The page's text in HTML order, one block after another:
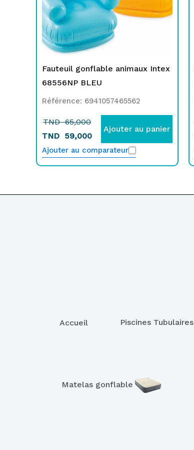
Fauteuil gonflable animaux Intex
68556NP BLEU
Référence: 6941057465562
TND65,000
TND 59,000
Ajouter au panier
Ajouter au comparateur
Accueil Piscines Tubulaires
Matelas gonflable